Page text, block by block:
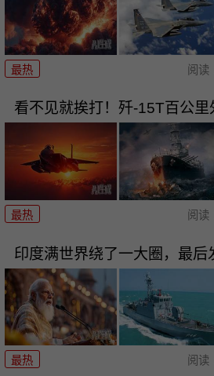
最热 阅读
看不见就挨打！歼-15T百公
最热 阅读
印度满世界绕了一大圈，最后
最热 阅读